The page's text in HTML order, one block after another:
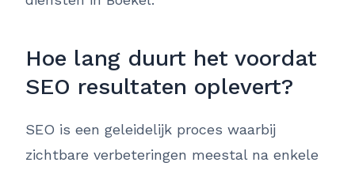
Hoe lang duurt het voordat
SEO resultaten oplevert?
SEO is een geleidelijk proces waarbij
zichtbare verbeteringen meestal na enkele